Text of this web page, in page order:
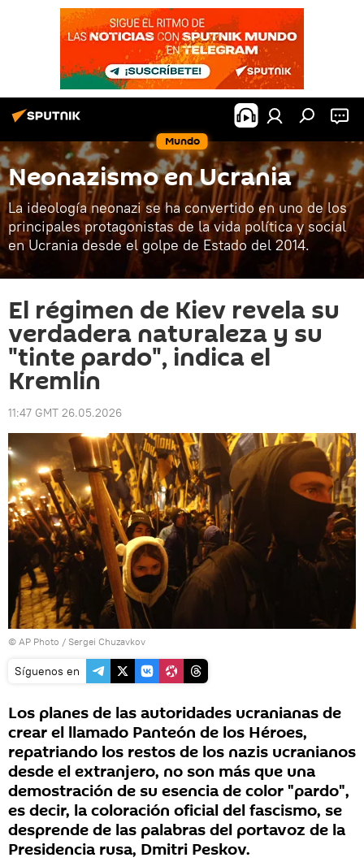
Mundo
Neonazismo en Ucrania
La ideología neonazi se ha convertido en uno de los
principales protagonistas de la vida política y social
en Ucrania desde el golpe de Estado del 2014.
El régimen de Kiev revela su
verdadera naturaleza y su
"tinte pardo", indica el
Kremlin
11:47 GMT 26.05.2026
© AP Photo / Sergei Chuzavkov
Síguenos en
Los planes de las autoridades ucranianas de
crear el llamado Panteón de los Héroes,
repatriando los restos de los nazis ucranianos
desde el extranjero, no son más que una
demostración de su esencia de color "pardo",
es decir, la coloración oficial del fascismo, se
desprende de las palabras del portavoz de la
Presidencia rusa, Dmitri Peskov.